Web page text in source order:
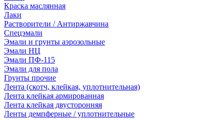
Краска маслянная
Лаки
Растворители / Антиржавчина
Спецэмали
Эмали и грунты аэрозольные
Эмали НЦ
Эмали ПФ-115
Эмали для пола
Грунты прочие
Лента (скотч, клейкая, уплотнительная)
Лента клейкая армированная
Лента клейкая двусторонняя
Ленты демпферные / уплотнительные